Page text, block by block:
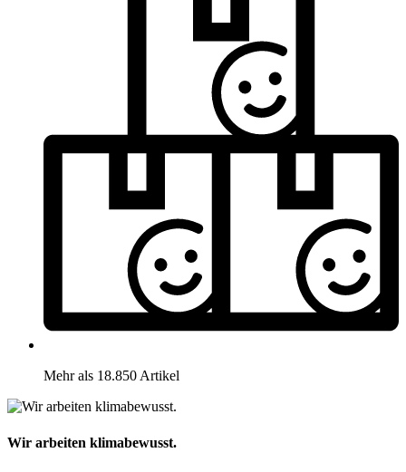
Mehr als 18.850 Artikel
Wir arbeiten klimabewusst.